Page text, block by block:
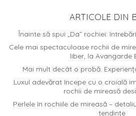
ARTICOLE DIN
Înainte să spui „Da” rochiei:
Cele mai spectaculoase rochii de
liber, la Avangarde
Mai mult decât o probă.
Luxul adevărat începe cu o croială
rochii de mireasă
Perlele în rochiile de mireasă –
tendințe